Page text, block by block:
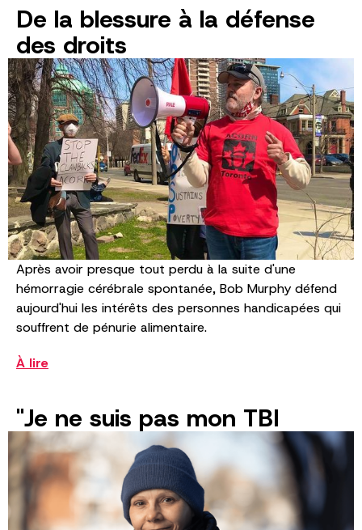
De la blessure à la défense
des droits
Après avoir presque tout perdu à la suite d'une
hémorragie cérébrale spontanée, Bob Murphy défend
aujourd'hui les intérêts des personnes handicapées qui
souffrent de pénurie alimentaire.
À lire
"Je ne suis pas mon TBI